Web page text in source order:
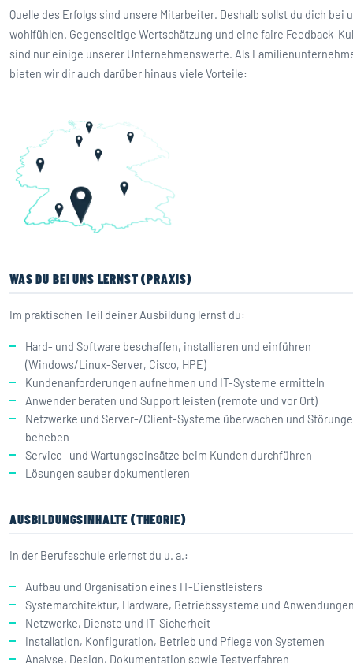
Quelle des Erfolgs sind unsere Mitarbeiter. Deshalb sollst du dich bei
wohlfühlen. Gegenseitige Wertschätzung und eine faire Feedback-
sind nur einige unserer Unternehmenswerte. Als
bieten wir dir auch darüber hinaus viele Vorteile:
WAS DU BEI UNS LERNST (PRAXIS)
Im praktischen Teil deiner Ausbildung lernst du:
Hard- und Software beschaffen, installieren und einführen
(Windows/Linux-Server, Cisco, HPE)
Kundenanforderungen aufnehmen und IT-Systeme ermitteln
Anwender beraten und Support leisten (remote und vor Ort)
Netzwerke und Server-/Client-Systeme überwachen und
beheben
Service- und Wartungseinsätze beim Kunden durchführen
Lösungen sauber dokumentieren
AUSBILDUNGSINHALTE (THEORIE)
In der Berufsschule erlernst du u. a.:
Aufbau und Organisation eines IT-Dienstleisters
Systemarchitektur, Hardware, Betriebssysteme und
Netzwerke, Dienste und IT-Sicherheit
Installation, Konfiguration, Betrieb und Pflege von Systemen
Analyse, Design, Dokumentation sowie Testverfahren